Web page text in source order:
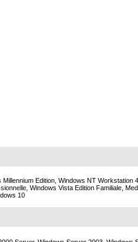
Edition, Windows NT Workstation
Windows Vista Edition Familiale,
10